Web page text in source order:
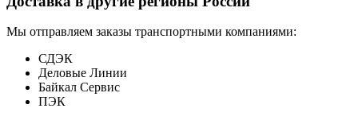
Мы отправляем заказы транспортными компаниями:
СДЭК
Деловые Линии
Байкал Сервис
ПЭК